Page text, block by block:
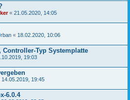
« 21.05.2020, 14:05
« 18.02.2020, 10:06
Controller-Typ Systemplatte
19:03
14.05.2019, 19:45
6.0.4